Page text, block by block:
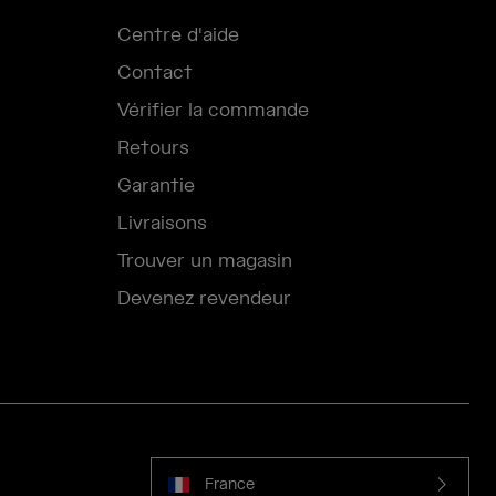
Centre d'aide
Contact
Vérifier la commande
Retours
Garantie
Livraisons
Trouver un magasin
Devenez revendeur
France